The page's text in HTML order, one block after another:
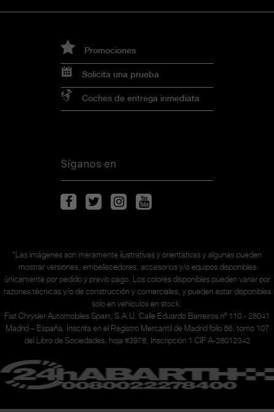
Promociones
Solicita una prueba
Coches de entrega inmediata
Síganos en
*Las imágenes son meramente ilustrativas y orientativas y algunas pueden
mostrar versiones, embellecedores, accesorios y/o equipos disponibles
únicamente por pedido y previo pago. Los colores disponibles pueden variar por
razones técnicas y/o de construcción y comerciales, y pueden estar disponibles
solo en vehículos en stock.
Fiat Chrysler Automobiles Spain, S.A.U. Calle Eduardo Barreiros nº 110 - 28041
Madrid – España. Inscrita en el Registro Mercantil de Madrid follo 86, tomo 107
del Libro de Sociedades, hoja #3978, Inscripción 1 CIF A-28012342